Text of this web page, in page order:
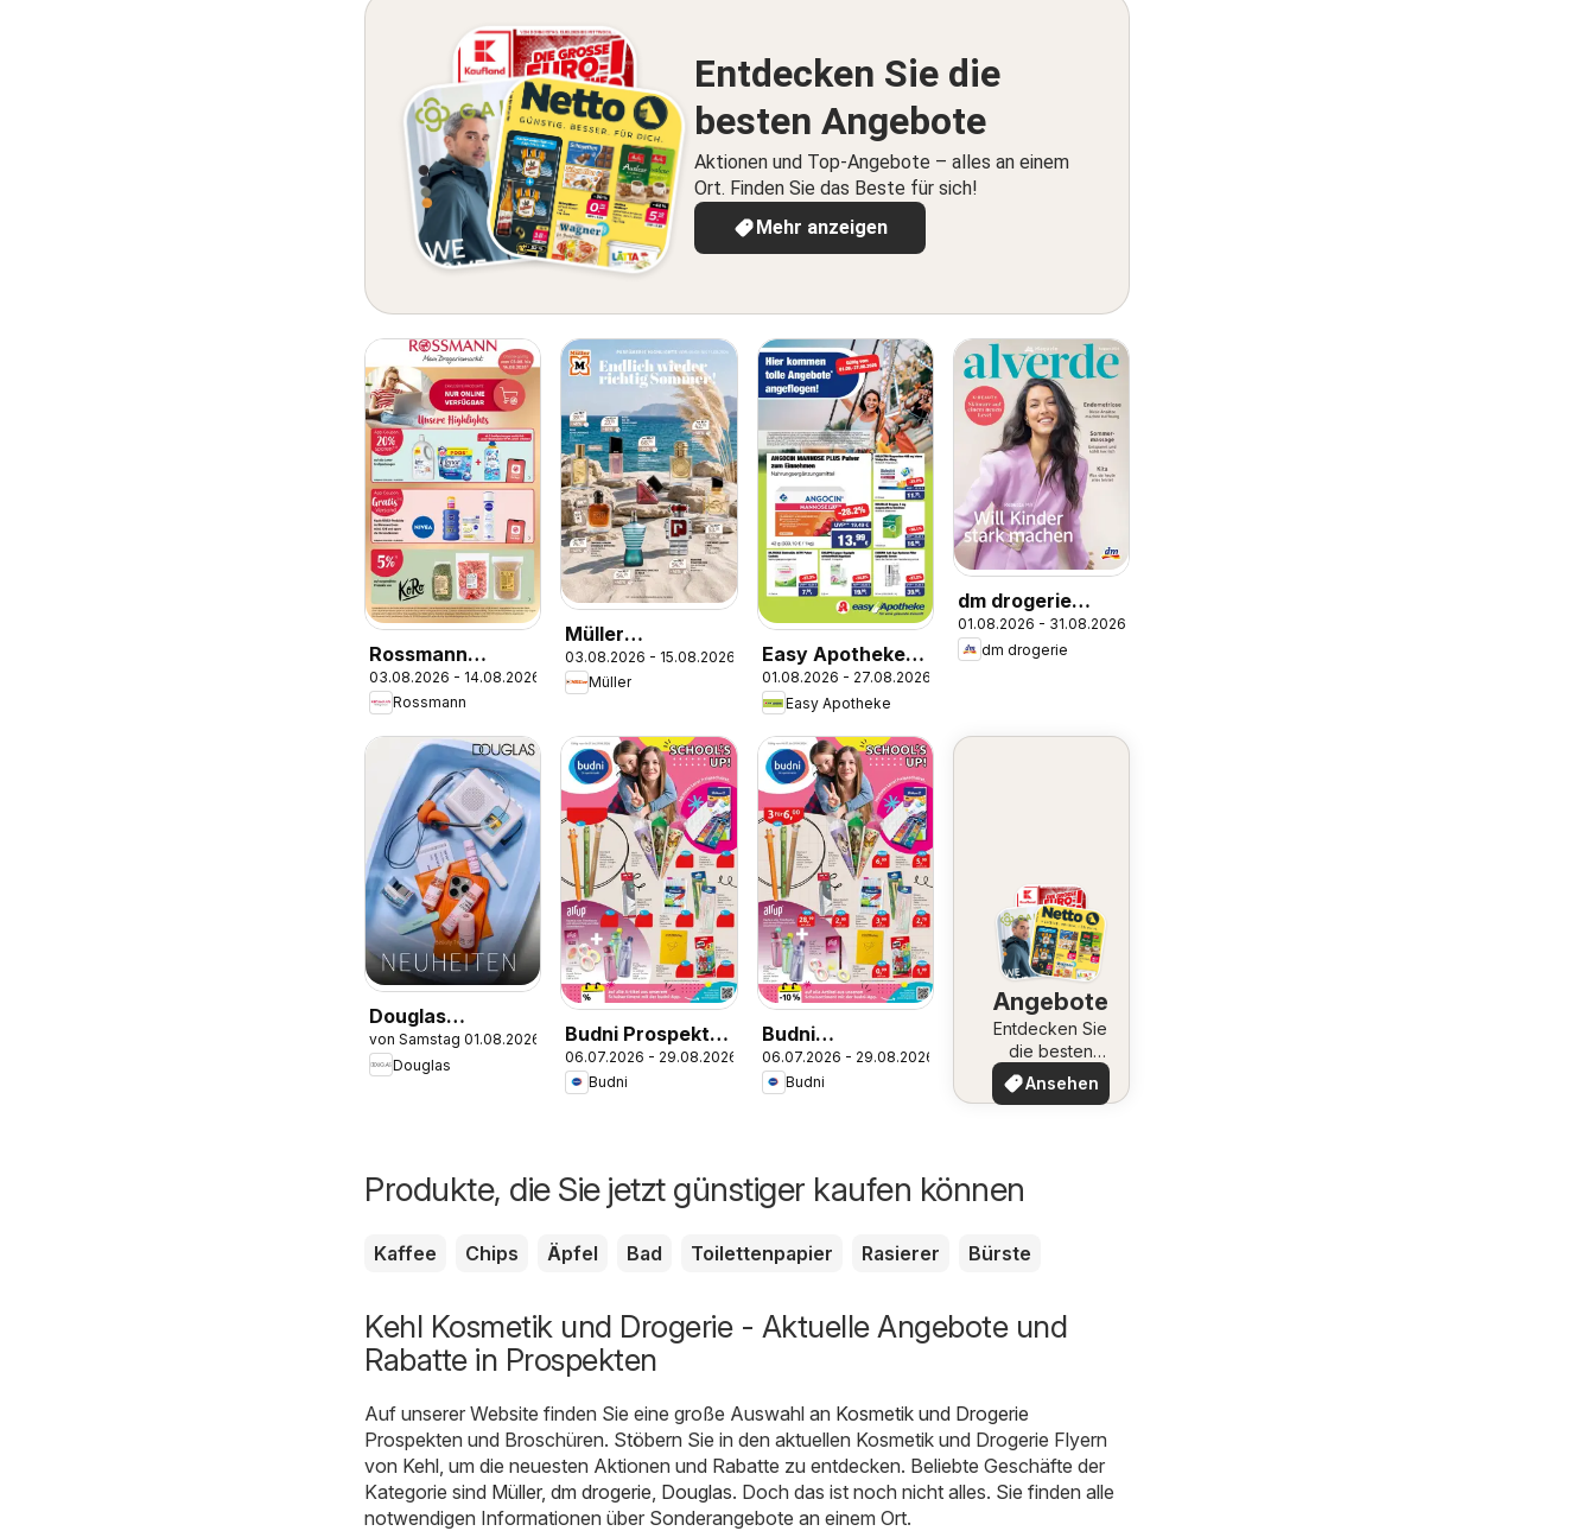
Entdecken Sie die
besten Angebote
Aktionen und Top-Angebote – alles an einem
Ort. Finden Sie das Beste für sich!
Mehr anzeigen
Rossmann
Onlineprospekt
03.08.2026 - 14.08.2026
Rossmann
Müller
Parfümerie-
Highlights
03.08.2026 - 15.08.2026
Müller
Easy Apotheke
Prospekt
01.08.2026 - 27.08.2026
Easy Apotheke
dm drogerie
Prospekt
01.08.2026 - 31.08.2026
dm drogerie
Douglas
Angebote
von Samstag 01.08.2026
Douglas
Budni Prospekt
Back to school
06.07.2026 - 29.08.2026
Budni
Budni
Schuleinleger
06.07.2026 - 29.08.2026
Budni
Angebote
Entdecken Sie
die besten
Angebote
Ansehen
Produkte, die Sie jetzt günstiger kaufen können
Kaffee Chips Äpfel Bad Toilettenpapier Rasierer Bürste
Kehl Kosmetik und Drogerie - Aktuelle Angebote und
Rabatte in Prospekten
Auf unserer Website finden Sie eine große Auswahl an Kosmetik und Drogerie
Prospekten und Broschüren. Stöbern Sie in den aktuellen Kosmetik und Drogerie Flyern
von Kehl, um die neuesten Aktionen und Rabatte zu entdecken. Beliebte Geschäfte der
Kategorie sind Müller, dm drogerie Douglas. Doch das ist noch nicht alles. Sie finden alle
notwendigen Informationen über Sonderangebote an einem Ort.